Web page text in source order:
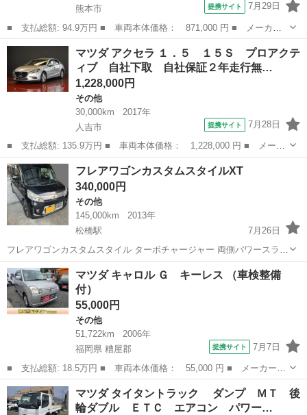
熊本市
提携サイト 7月29日
■ 支払総額: 94.9万円 ■ 車両本体価格： 871,000 円 ■ メーカー
名： マツダ ■ 車種名： フレアワゴン ■ グレード名： ＸＳ
ナビ ＥＴＣ 両側電動スライドドア クリアランスソナー レーン
アシスト 衝...
熊本 熊本市 その他
マツダ アクセラ １．５ １５Ｓ プロアクテ
ィブ 自社下取 自社保証２年走行無…
1,228,000円
その他
30,000km
2017年
人吉市
提携サイト 7月28日
■ 支払総額: 135.9万円 ■ 車両本体価格： 1,228,000 円 ■ メーカ
ー名： マツダ ■ 車種名： アクセラ ■ グレード名： １．５
１５Ｓ プロアクティブ 自社下取 自社保証２年走行無制限 ■ 排
気量：...
熊本 人吉市 その他
フレアワゴンカスタムスタイルXT
340,000円
その他
145,000km
2013年
松橋駅
7月26日
フレアワゴンカスタムスタイル ターボチャージャー 両側パワースライ
ドドア 車検令和9年11月 ナビ、ETC付いてます。 タイヤ4本交換しま
した。 修復歴ありません。 エンジン、エアコン調子良いです。 目立
つ傷は...
熊本 宇城市 松橋駅
マツダ キャロル Ｇ キーレス （車検整備
付）
55,000円
その他
51,722km
2006年
福岡県 糟屋郡
提携サイト 7月7日
■ 支払総額: 18.5万円 ■ 車両本体価格： 55,000 円 ■ メーカー
名： マツダ ■ 車種名： キャロル ■ グレード名： Ｇ キーレ
ス ■ 排気量： 660cc ■ ドア枚数： 5D ■ ミッション： AT3...
福岡 糟屋郡 その他
マツダ タイタントラック ダンプ ＭＴ 後
輪ダブル ＥＴＣ エアコン パワー…